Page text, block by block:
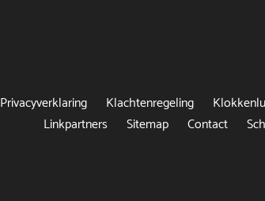
Privacyverklaring Klachtenregeling
Linkpartners
Sitemap Contact